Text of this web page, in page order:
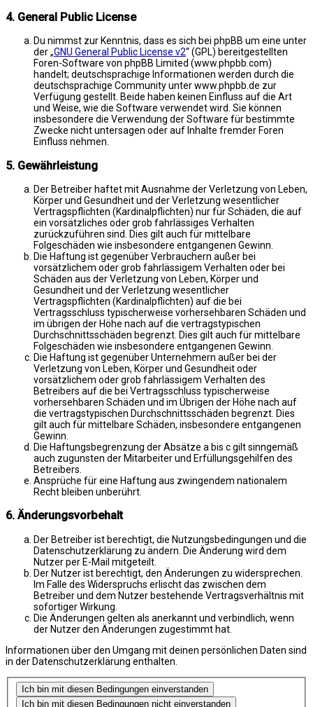
4. General Public License
Du nimmst zur Kenntnis, dass es sich bei phpBB um eine unter
der „GNU General Public License v2“ (GPL) bereitgestellten
Foren-Software von phpBB Limited (www.phpbb.com)
handelt; deutschsprachige Informationen werden durch die
deutschsprachige Community unter www.phpbb.de zur
Verfügung gestellt. Beide haben keinen Einfluss auf die Art
und Weise, wie die Software verwendet wird. Sie können
insbesondere die Verwendung der Software für bestimmte
Zwecke nicht untersagen oder auf Inhalte fremder Foren
Einfluss nehmen.
5. Gewährleistung
Der Betreiber haftet mit Ausnahme der Verletzung von Leben,
Körper und Gesundheit und der Verletzung wesentlicher
Vertragspflichten (Kardinalpflichten) nur für Schäden, die auf
ein vorsätzliches oder grob fahrlässiges Verhalten
zurückzuführen sind. Dies gilt auch für mittelbare
Folgeschäden wie insbesondere entgangenen Gewinn.
Die Haftung ist gegenüber Verbrauchern außer bei
vorsätzlichem oder grob fahrlässigem Verhalten oder bei
Schäden aus der Verletzung von Leben, Körper und
Gesundheit und der Verletzung wesentlicher
Vertragspflichten (Kardinalpflichten) auf die bei
Vertragsschluss typischerweise vorhersehbaren Schäden und
im übrigen der Höhe nach auf die vertragstypischen
Durchschnittsschäden begrenzt. Dies gilt auch für mittelbare
Folgeschäden wie insbesondere entgangenen Gewinn.
Die Haftung ist gegenüber Unternehmern außer bei der
Verletzung von Leben, Körper und Gesundheit oder
vorsätzlichem oder grob fahrlässigem Verhalten des
Betreibers auf die bei Vertragsschluss typischerweise
vorhersehbaren Schäden und im Übrigen der Höhe nach auf
die vertragstypischen Durchschnittsschäden begrenzt. Dies
gilt auch für mittelbare Schäden, insbesondere entgangenen
Gewinn.
Die Haftungsbegrenzung der Absätze a bis c gilt sinngemäß
auch zugunsten der Mitarbeiter und Erfüllungsgehilfen des
Betreibers.
Ansprüche für eine Haftung aus zwingendem nationalem
Recht bleiben unberührt.
6. Änderungsvorbehalt
Der Betreiber ist berechtigt, die Nutzungsbedingungen und die
Datenschutzerklärung zu ändern. Die Änderung wird dem
Nutzer per E-Mail mitgeteilt.
Der Nutzer ist berechtigt, den Änderungen zu widersprechen.
Im Falle des Widerspruchs erlischt das zwischen dem
Betreiber und dem Nutzer bestehende Vertragsverhältnis mit
sofortiger Wirkung.
Die Änderungen gelten als anerkannt und verbindlich, wenn
der Nutzer den Änderungen zugestimmt hat.
Informationen über den Umgang mit deinen persönlichen Daten sind
in der Datenschutzerklärung enthalten.